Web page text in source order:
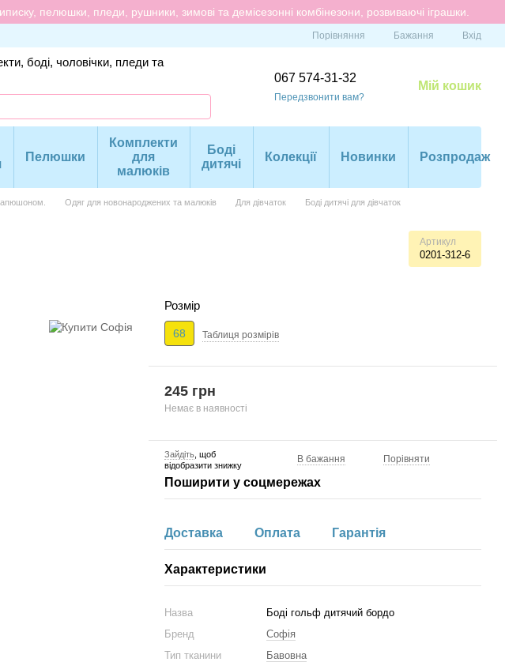
пелюшки, пледи, рушники, зимові та демісезонні комбінезони, розвиваючі іграшки.
Порівняння Бажання Вхід
боді, чоловічки, пледи та
067 574-31-32
Передзвонити вам?
Мій кошик
Пелюшки
Комплекти
для
малюків
Боді
дитячі
Колекції Новинки Розпродаж
Одяг для новонароджених та малюків Для дівчаток
Боді дитячі для дівчаток
Артикул
0201-312-6
Розмір
68 Таблиця розмiрiв
245 грн
Немає в наявності
Зайдіть , щоб
відобразити знижку
В бажання Порівняти
Поширити у соцмережах
Доставка Оплата Гарантія
Характеристики
Назва
Боді гольф дитячий бордо
Бренд
Софія
Тип тканини
Бавовна